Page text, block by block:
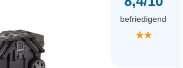
befriedigend
★★